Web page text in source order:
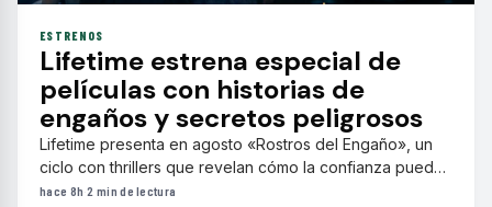
ESTRENOS
Lifetime estrena especial de
películas con historias de
engaños y secretos peligrosos
Lifetime presenta en agosto «Rostros del Engaño», un
ciclo con thrillers que revelan cómo la confianza puede
ser la mayor apuesta cuando nada es lo que parece.
hace 8h·2 min de lectura